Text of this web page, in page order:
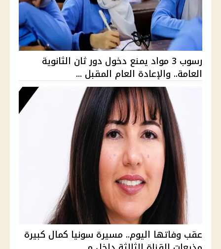
رسوب 3 مواد يمنع دخول دور ثان الثانوية
العامة.. والإعادة العام المقبل ...
عقب وفاتها اليوم.. مسيرة سونيا كمال كبيرة